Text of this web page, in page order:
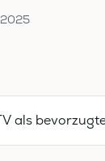
als